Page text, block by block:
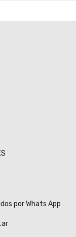
por Whats App